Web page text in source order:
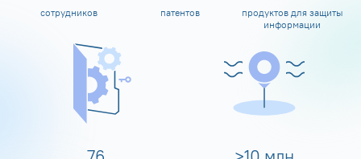
сотрудников патентов
продуктов для защиты
информации